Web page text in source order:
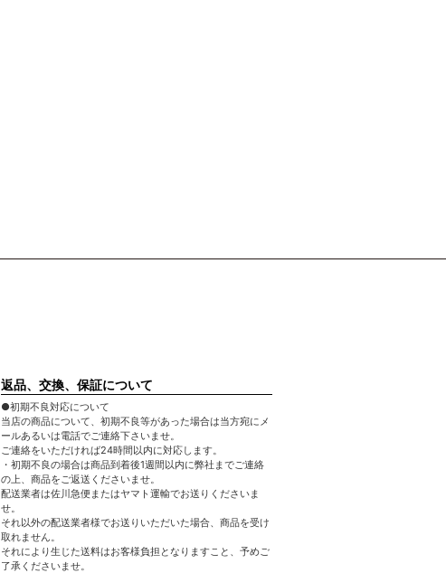
返品、交換、保証について
●初期不良対応について
当店の商品について、初期不良等があった場合は当方宛にメ
ールあるいは電話でご連絡下さいませ。
ご連絡をいただければ24時間以内に対応します。
・初期不良の場合は商品到着後1週間以内に弊社までご連絡
の上、商品をご返送くださいませ。
配送業者は佐川急便またはヤマト運輸でお送りくださいま
せ。
それ以外の配送業者様でお送りいただいた場合、商品を受け
取れません。
それにより生じた送料はお客様負担となりますこと、予めご
了承くださいませ。